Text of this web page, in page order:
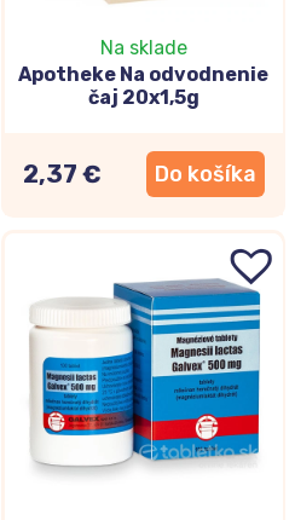
Na sklade
Apotheke Na odvodnenie
čaj 20x1,5g
2,37 € Do košíka